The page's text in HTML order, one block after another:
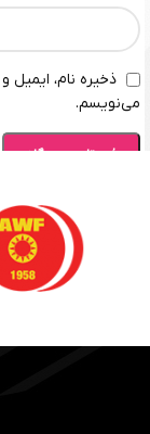
ذخیره نام، ایمیل
می‌نویسم.